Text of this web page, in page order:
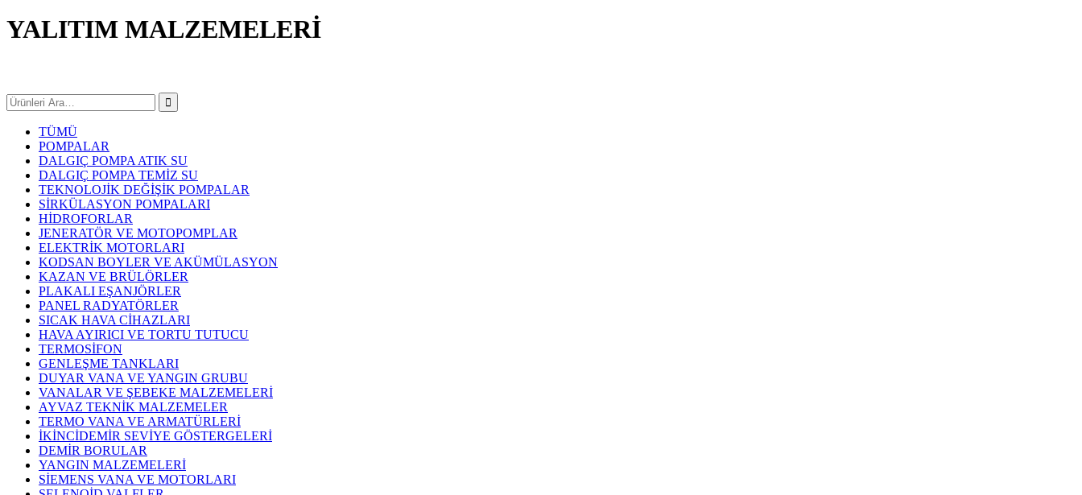
YALITIM MALZEMELERİ
TÜMÜ
POMPALAR
DALGIÇ POMPA ATIK SU
DALGIÇ POMPA TEMİZ SU
TEKNOLOJİK DEĞİŞİK POMPALAR
SİRKÜLASYON POMPALARI
HİDROFORLAR
JENERATÖR VE MOTOPOMPLAR
ELEKTRİK MOTORLARI
KODSAN BOYLER VE AKÜMÜLASYON
KAZAN VE BRÜLÖRLER
PLAKALI EŞANJÖRLER
PANEL RADYATÖRLER
SICAK HAVA CİHAZLARI
HAVA AYIRICI VE TORTU TUTUCU
TERMOSİFON
GENLEŞME TANKLARI
DUYAR VANA VE YANGIN GRUBU
VANALAR VE ŞEBEKE MALZEMELERİ
AYVAZ TEKNİK MALZEMELER
TERMO VANA VE ARMATÜRLERİ
İKİNCİDEMİR SEVİYE GÖSTERGELERİ
DEMİR BORULAR
YANGIN MALZEMELERİ
SİEMENS VANA VE MOTORLARI